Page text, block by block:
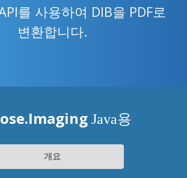
를 사용하여 DIB을 PDF로
변환합니다.
Java용
개요